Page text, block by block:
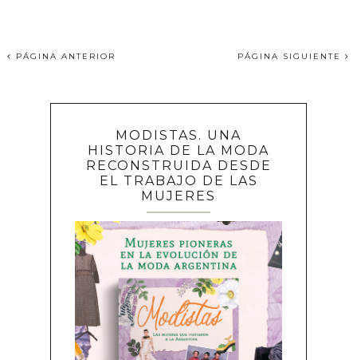
PÁGINA ANTERIOR PÁGINA SIGUIENTE
MODISTAS. UNA
HISTORIA DE LA MODA
RECONSTRUIDA DESDE
EL TRABAJO DE LAS
MUJERES